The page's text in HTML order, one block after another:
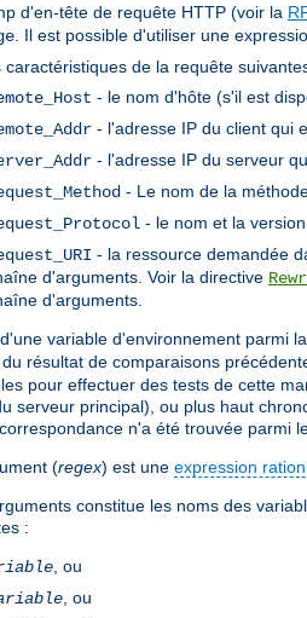
d'en-tête de requête HTTP (voir la
. Il est possible d'utiliser une
caractéristiques de la requête
- le nom d'hôte (s'il est
- l'adresse IP du client qui
- l'adresse IP du serveur
- Le nom de la
- le nom et la
- la ressource demandée
d'arguments. Voir la directive
d'arguments.
variable d'environnement parmi
résultat de comparaisons
pour effectuer des tests de cette
serveur principal), ou plus haut
n'a été trouvée parmi
(regex) est une expression
constitue les noms des
:
, ou
, ou